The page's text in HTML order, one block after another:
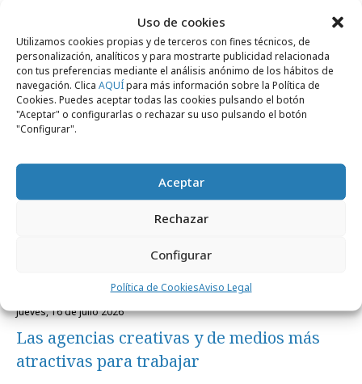
Uso de cookies
Utilizamos cookies propias y de terceros con fines técnicos, de
personalización, analíticos y para mostrarte publicidad relacionada
con tus preferencias mediante el análisis anónimo de los hábitos de
navegación. Clica AQUÍpara más información sobre la Política de
Cookies. Puedes aceptar todas las cookies pulsando el botón
"Aceptar" o configurarlas o rechazar su uso pulsando el botón
"Configurar".
Aceptar
Rechazar
Configurar
Política de CookiesAviso Legal
Noticias Relacionadas
Formación y estudios
jueves, 16 de julio 2026
Las agencias creativas y de medios más
atractivas para trabajar